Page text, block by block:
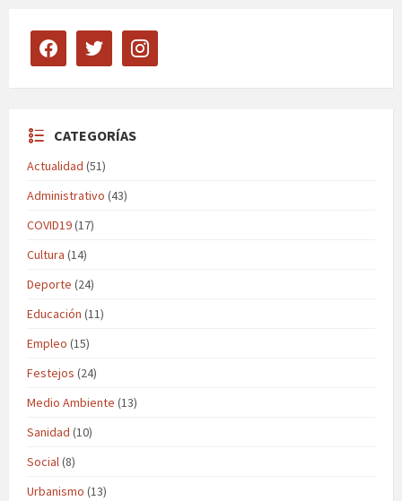
facebook twitter instagram
CATEGORÍAS
Actualidad (51)
Administrativo (43)
COVID19(17)
Cultura (14)
Deporte (24)
Educación (11)
Empleo (15)
Festejos (24)
Medio Ambiente (13)
Sanidad (10)
Social(8)
Urbanismo (13)